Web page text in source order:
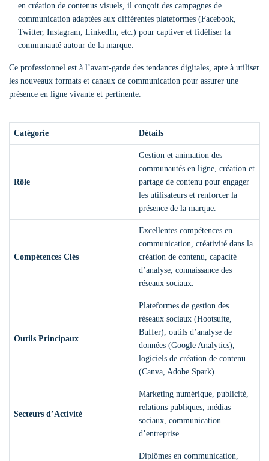
en création de contenus visuels, il conçoit des campagnes de
communication adaptées aux différentes plateformes (Facebook,
Twitter, Instagram, LinkedIn, etc.) pour captiver et fidéliser la
communauté autour de la marque.
Ce professionnel est à l’avant-garde des tendances digitales, apte à utiliser
les nouveaux formats et canaux de communication pour assurer une
présence en ligne vivante et pertinente.
Catégorie Détails
Rôle
Gestion et animation des
communautés en ligne, création et
partage de contenu pour engager
les utilisateurs et renforcer la
présence de la marque.
Compétences Clés
Excellentes compétences en
communication, créativité dans la
création de contenu, capacité
d’analyse, connaissance des
réseaux sociaux.
Outils Principaux
Plateformes de gestion des
réseaux sociaux (Hootsuite,
Buffer), outils d’analyse de
données (Google Analytics),
logiciels de création de contenu
(Canva, Adobe Spark).
Secteurs d’Activité
Marketing numérique, publicité,
relations publiques, médias
sociaux, communication
d’entreprise.
Diplômes en communication,